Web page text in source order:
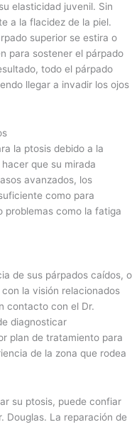
elasticidad juvenil. Sin
a la flacidez de la piel.
superior se estira o
para sostener el párpado
todo el párpado
llegar a invadir los ojos
la ptosis debido a la
que su mirada
avanzados, los
como para
problemas como la fatiga
de sus párpados caídos, o
la visión relacionados
contacto con el Dr.
diagnosticar
plan de tratamiento para
de la zona que rodea
su ptosis, puede confiar
Douglas. La reparación de